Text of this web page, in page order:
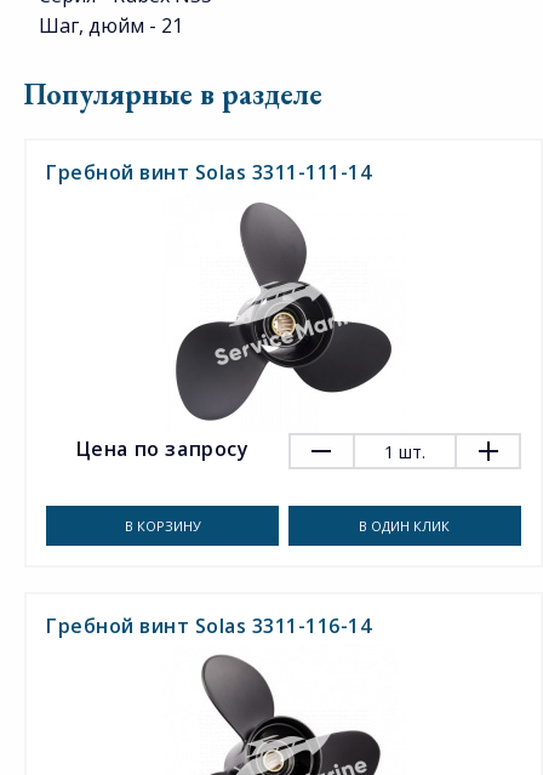
Шаг, дюйм - 21
Популярные в разделе
Гребной винт Solas 3311-111-14
Цена по запросу 1 шт.
В КОРЗИНУ В ОДИН КЛИК
Гребной винт Solas 3311-116-14